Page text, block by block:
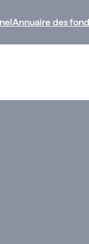
Annuaire des